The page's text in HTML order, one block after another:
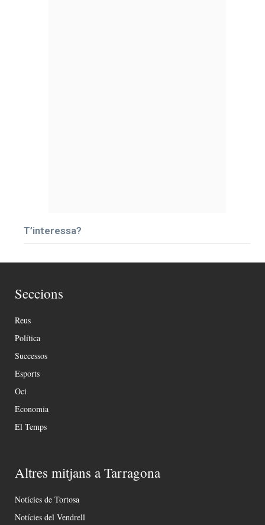
T’interessa?
Seccions
Reus
Política
Successos
Esports
Oci
Economia
El Temps
Altres mitjans a Tarragona
Notícies de Tortosa
Notícies del Vendrell